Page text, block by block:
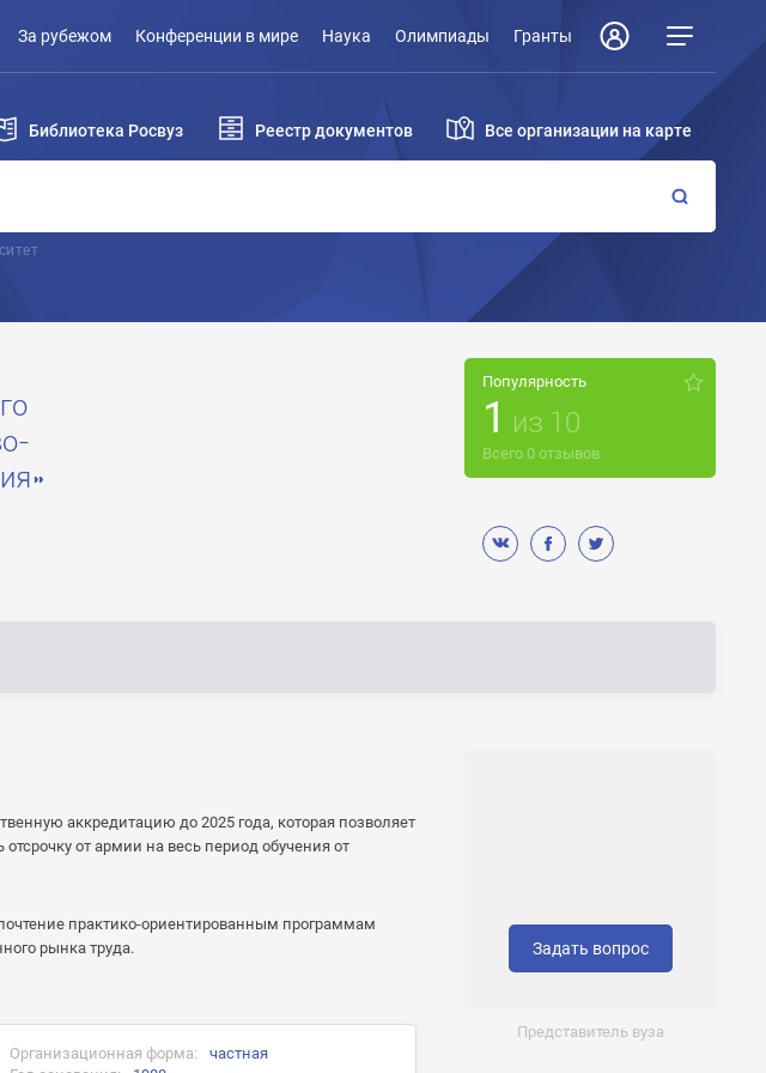
За рубежом Конференции в мире Наука Олимпиады Гранты
Библиотека Росвуз Реестр документов Все организации на карте
Популярность
1 из 10
Всего 0 отзывов
аккредитацию до 2025 года, которая позволяет
от армии на весь период обучения от
практико-ориентированным программам
рынка труда.
Организационная форма:
частная
Задать вопрос
Представитель вуза